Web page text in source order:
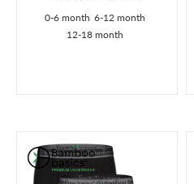
0-6 month 6-12 month
12-18 month